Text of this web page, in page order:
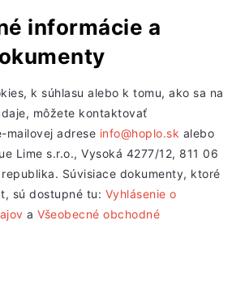
informácie a
k súhlasu alebo k tomu, ako sa na
môžete kontaktovať
mailovej adrese info@hoplo.sk alebo
Lime s.r.o., Vysoká 4277/12, 811 06
Súvisiace dokumenty, ktoré
sú dostupné tu: Vyhlásenie o
a Všeobecné obchodné